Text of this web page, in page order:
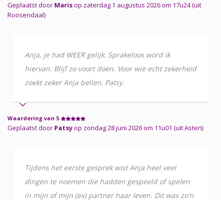
Geplaatst door Marisop zaterdag 1 augustus 2026 om 17u24 (uit
Roosendaal)
Anja, je had WEER gelijk. Sprakeloos word ik
hiervan. Blijf zo voort doen. Voor wie echt zekerheid
zoekt zeker Anja bellen. Patsy.
Waardering van 5
Geplaatst door Patsyop zondag 28 juni 2026 om 11u01 (uit Asten)
Tijdens het eerste gesprek wist Anja heel veel
dingen te noemen die hadden gespeeld of spelen
in mijn of mijn (ex) partner haar leven. Dit was zo'n